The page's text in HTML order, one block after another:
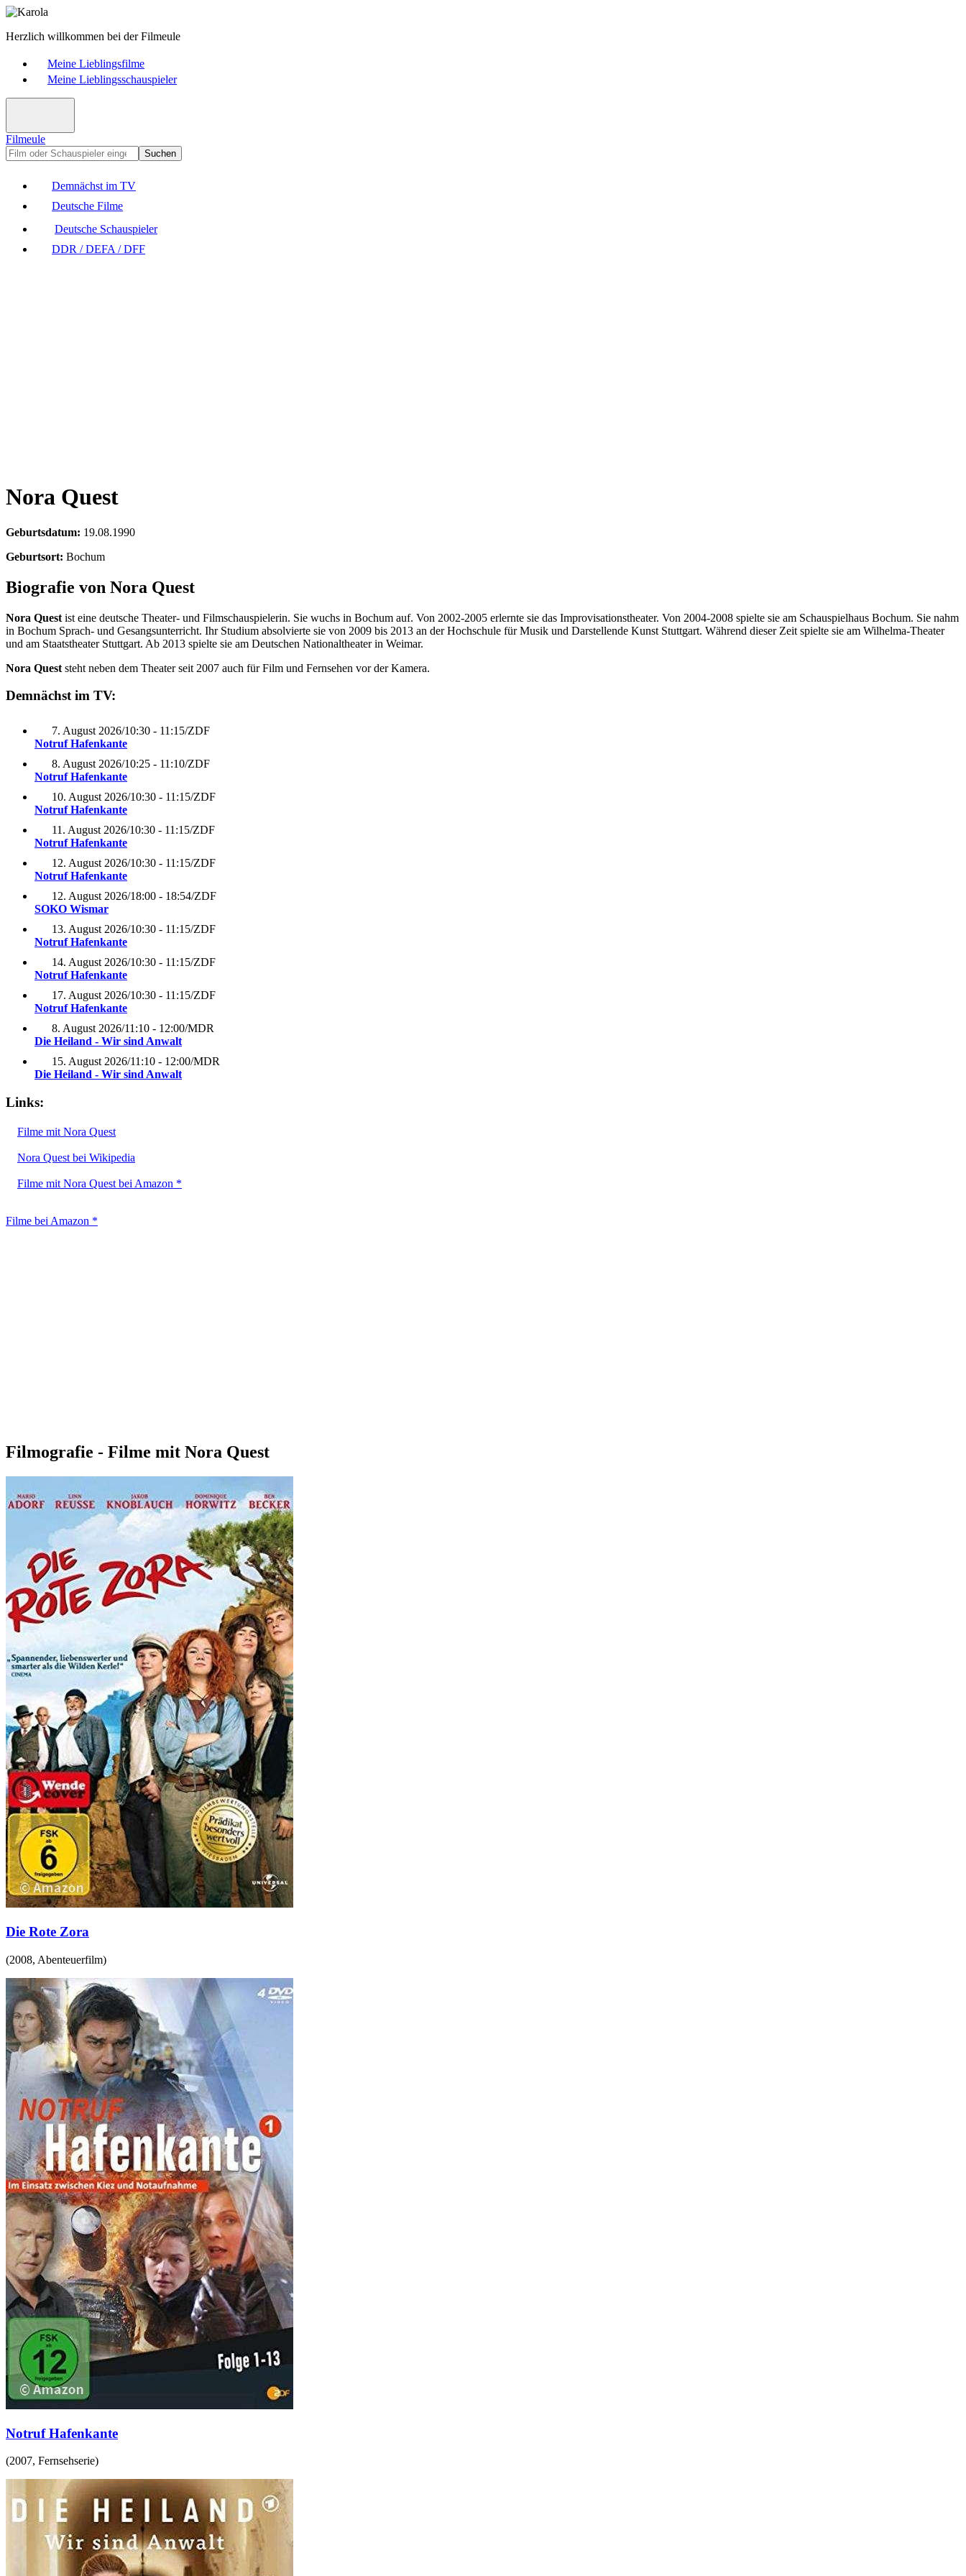
Herzlich willkommen bei der Filmeule
Meine Lieblingsfilme
Meine Lieblingsschauspieler
Filmeule
Suchen
Demnächst im TV
Deutsche Filme
Deutsche Schauspieler
DDR / DEFA / DFF
Nora Quest
Geburtsdatum: 19.08.1990
Geburtsort: Bochum
Biografie von Nora Quest
Nora Quest ist eine deutsche Theater- und Filmschauspielerin. Sie wuchs in Bochum auf. Von 2002-2005 erlernte sie das Improvisationstheater. Von 2004-2008 spielte sie am Schauspielhaus Bochum. Sie nahm
in Bochum Sprach- und Gesangsunterricht. Ihr Studium absolvierte sie von 2009 bis 2013 an der Hochschule für Musik und Darstellende Kunst Stuttgart. Während dieser Zeit spielte sie am Wilhelma-Theater
und am Staatstheater Stuttgart. Ab 2013 spielte sie am Deutschen Nationaltheater in Weimar.
Nora Quest steht neben dem Theater seit 2007 auch für Film und Fernsehen vor der Kamera.
Demnächst im TV:
7. August 2026/10:30 - 11:15/ZDF
Notruf Hafenkante
8. August 2026/10:25 - 11:10/ZDF
Notruf Hafenkante
10. August 2026/10:30 - 11:15/ZDF
Notruf Hafenkante
11. August 2026/10:30 - 11:15/ZDF
Notruf Hafenkante
12. August 2026/10:30 - 11:15/ZDF
Notruf Hafenkante
12. August 2026/18:00 - 18:54/ZDF
SOKO Wismar
13. August 2026/10:30 - 11:15/ZDF
Notruf Hafenkante
14. August 2026/10:30 - 11:15/ZDF
Notruf Hafenkante
17. August 2026/10:30 - 11:15/ZDF
Notruf Hafenkante
8. August 2026/11:10 - 12:00/MDR
Die Heiland - Wir sind Anwalt
15. August 2026/11:10 - 12:00/MDR
Die Heiland - Wir sind Anwalt
Links:
Filme mit Nora Quest
Nora Quest bei Wikipedia
Filme mit Nora Quest bei Amazon *
Filme bei Amazon *
Filmografie - Filme mit Nora Quest
Die Rote Zora
(2008, Abenteuerfilm)
Notruf Hafenkante
(2007, Fernsehserie)